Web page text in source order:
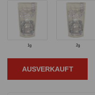
1g 2g
AUSVERKAUFT